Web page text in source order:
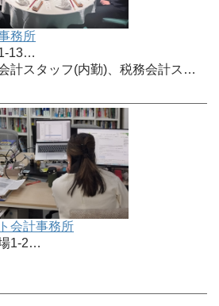
務所
13…
計スタッフ(内勤)、税務会計ス…
会計事務所
1-2…